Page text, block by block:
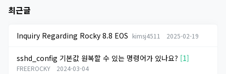
최근글
Inquiry Regarding Rocky 8.8 EOS kimsj4511 2025-02-19
sshd_config 기본값 원복할 수 있는 명령어가 있나요? [1]
FREEROCKY 2024-03-04